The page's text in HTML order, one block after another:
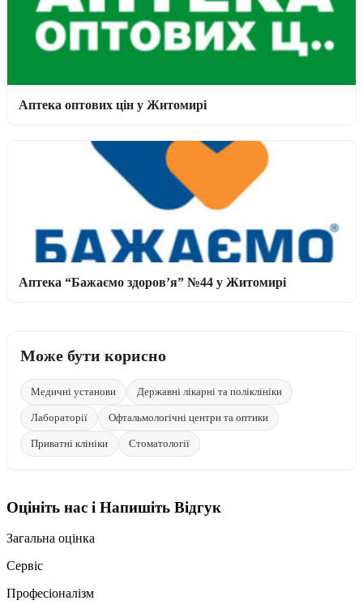
Аптека оптових цін у Житомирі
Аптека “Бажаємо здоров’я” №44 у Житомирі
Може бути корисно
Медичні установи Державні лікарні та поліклініки
Лабораторії Офтальмологічні центри та оптики
Приватні клініки Стоматології
Оцініть нас і Напишіть Відгук
Загальна оцінка
Сервіс
Професіоналізм